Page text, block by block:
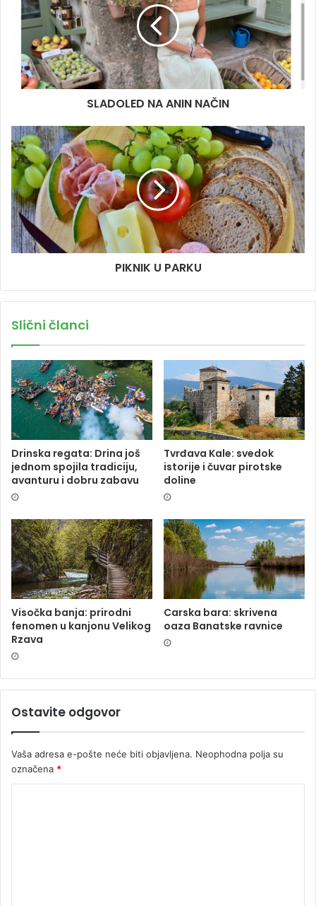
e
SLADOLED NA ANIN NAČIN
PIKNIK U PARKU
Slični članci
Drinska regata: Drina još
jednom spojila tradiciju,
avanturu i dobru zabavu
Tvrđava Kale: svedok
istorije i čuvar pirotske
doline
Visočka banja: prirodni
fenomen u kanjonu Velikog
Rzava
Carska bara: skrivena
oaza Banatske ravnice
Ostavite odgovor
Vaša adresa e-pošte neće biti objavljena. Neophodna polja su
označena *